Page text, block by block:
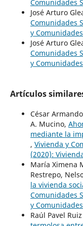
Comunidades
José Arturo
Comunidades
y
José Arturo
Comunidades
y
Artículos
César
A. Mucino,
mediante la
, Vivienda y
(2020):
María Ximena
Restrepo,
la vivienda
Comunidades
y
Raúl Pavel